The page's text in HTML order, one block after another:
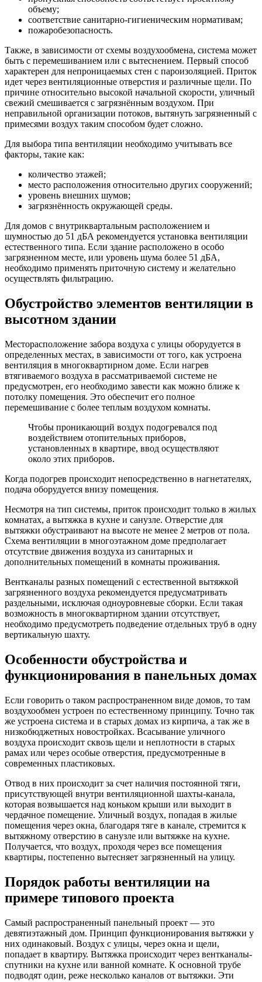
объему;
соответствие санитарно-гигиеническим нормативам;
пожаробезопасность.
Также, в зависимости от схемы воздухообмена, система может
быть с перемешиванием или с вытеснением. Первый способ
характерен для непроницаемых стен с пароизоляцией. Приток
идет через вентиляционные отверстия и различные щели. По
причине относительно высокой начальной скорости, уличный
свежий смешивается с загрязнённым воздухом. При
неправильной организации потоков, вытянуть загрязненный с
примесями воздух таким способом будет сложно.
Для выбора типа вентиляции необходимо учитывать все
факторы, такие как:
количество этажей;
место расположения относительно других сооружений;
уровень внешних шумов;
загрязнённость окружающей среды.
Для домов с внутриквартальным расположением и
шумностью до 51 дБА рекомендуется установка вентиляции
естественного типа. Если здание расположено в особо
загрязненном месте, или уровень шума более 51 дБА,
необходимо применять приточную систему и желательно
осуществлять фильтрацию.
Обустройство элементов вентиляции в
высотном здании
Месторасположение забора воздуха с улицы оборудуется в
определенных местах, в зависимости от того, как устроена
вентиляция в многоквартирном доме. Если нагрев
втягиваемого воздуха в рассматриваемой системе не
предусмотрен, его необходимо завести как можно ближе к
потолку помещения. Это обеспечит его полное
перемешивание с более теплым воздухом комнаты.
Чтобы проникающий воздух подогревался под
воздействием отопительных приборов,
установленных в квартире, ввод осуществляют
около этих приборов.
Когда подогрев происходит непосредственно в нагнетателях,
подача оборудуется внизу помещения.
Несмотря на тип системы, приток происходит только в жилых
комнатах, а вытяжка в кухне и санузле. Отверстие для
вытяжки обустраивают на высоте не менее 2 метров от пола.
Схема вентиляции в многоэтажном доме предполагает
отсутствие движения воздуха из санитарных и
дополнительных помещений в комнаты проживания.
Вентканалы разных помещений с естественной вытяжкой
загрязненного воздуха рекомендуется предусматривать
раздельными, исключая одноуровневые сборки. Если такая
возможность в многоквартирном здании отсутствует,
необходимо предусмотреть подведение отдельных труб в одну
вертикальную шахту.
Особенности обустройства и
функционирования в панельных домах
Если говорить о таком распространенном виде домов, то там
воздухообмен устроен по естественному принципу. Точно так
же устроена система и в старых домах из кирпича, а так же в
низкобюджетных новостройках. Всасывание уличного
воздуха происходит сквозь щели и неплотности в старых
рамах или через особые отверстия, предусмотренные в
современных пластиковых.
Отвод в них происходит за счет наличия постоянной тяги,
присутствующей внутри вентиляционной шахты-канала,
которая возвышается над коньком крыши или выходит в
чердачное помещение. Уличный воздух, попадая в жилые
помещения через окна, благодаря тяге в канале, стремится к
вытяжному отверстию в санузле или вытяжке на кухне.
Получается, что воздух, проходя через все помещения
квартиры, постепенно вытесняет загрязненный на улицу.
Порядок работы вентиляции на
примере типового проекта
Самый распространенный панельный проект — это
девятиэтажный дом. Принцип функционирования вытяжки у
них одинаковый. Воздух с улицы, через окна и щели,
попадает в квартиру. Вытяжка происходит через вентканалы-
спутники на кухне или ванной комнате. К основной трубе
подводят один, реже несколько каналов от вытяжки. Эти